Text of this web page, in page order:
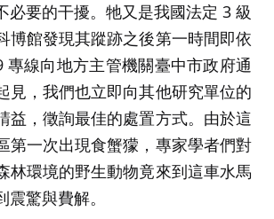
必要的干擾。牠又是我國法定 3 級
博館發現其蹤跡之後第一時間即依
專線向地方主管機關臺中市政府通
見，我們也立即向其他研究單位的
益，徵詢最佳的處置方式。由於這
第一次出現食蟹獴，專家學者們對
林環境的野生動物竟來到這車水馬
驚與費解。